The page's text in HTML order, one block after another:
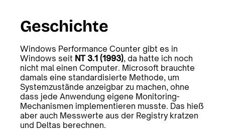
Geschichte
Windows Performance Counter gibt es in
Windows seit NT 3.1 (1993), da hatte ich noch
nicht mal einen Computer. Microsoft brauchte
damals eine standardisierte Methode, um
Systemzustände anzeigbar zu machen, ohne
dass jede Anwendung eigene Monitoring-
Mechanismen implementieren musste. Das hieẞ
aber auch Messwerte aus der Registry kratzen
und Deltas berechnen.